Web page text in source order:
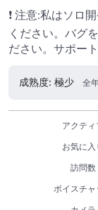
❗ 注意:私はソロ
ください。バグ
ださい。サポー
成熟度: 極少 全
アクティ
お気に入
訪問数
ボイスチャ